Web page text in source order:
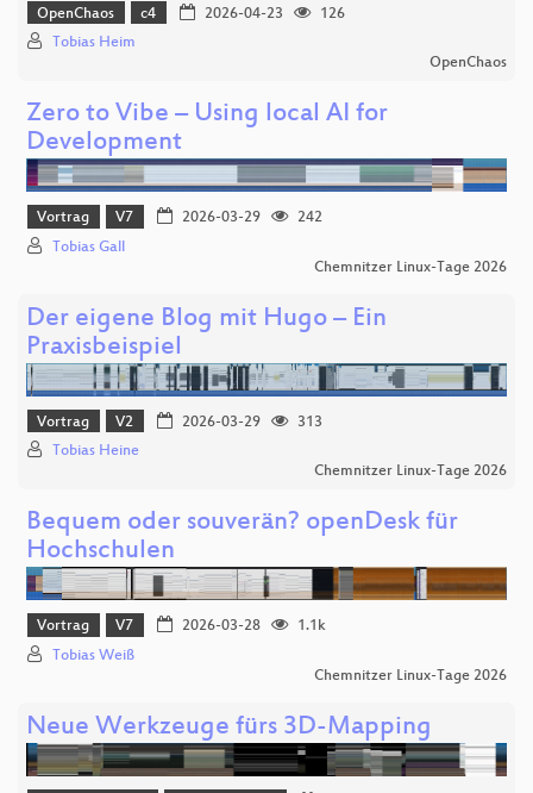
OpenChaos c4 2026-04-23
126
Tobias Heim
OpenChaos
Zero to Vibe – Using local AI for
Development
Vortrag V7 2026-03-29
242
Tobias Gall
Chemnitzer Linux-Tage 2026
Der eigene Blog mit Hugo – Ein
Praxisbeispiel
Vortrag V2 2026-03-29
313
Tobias Heine
Chemnitzer Linux-Tage 2026
Bequem oder souverän? openDesk für
Hochschulen
Vortrag V7 2026-03-28
1.1k
Tobias Weiß
Chemnitzer Linux-Tage 2026
Neue Werkzeuge fürs 3D-Mapping